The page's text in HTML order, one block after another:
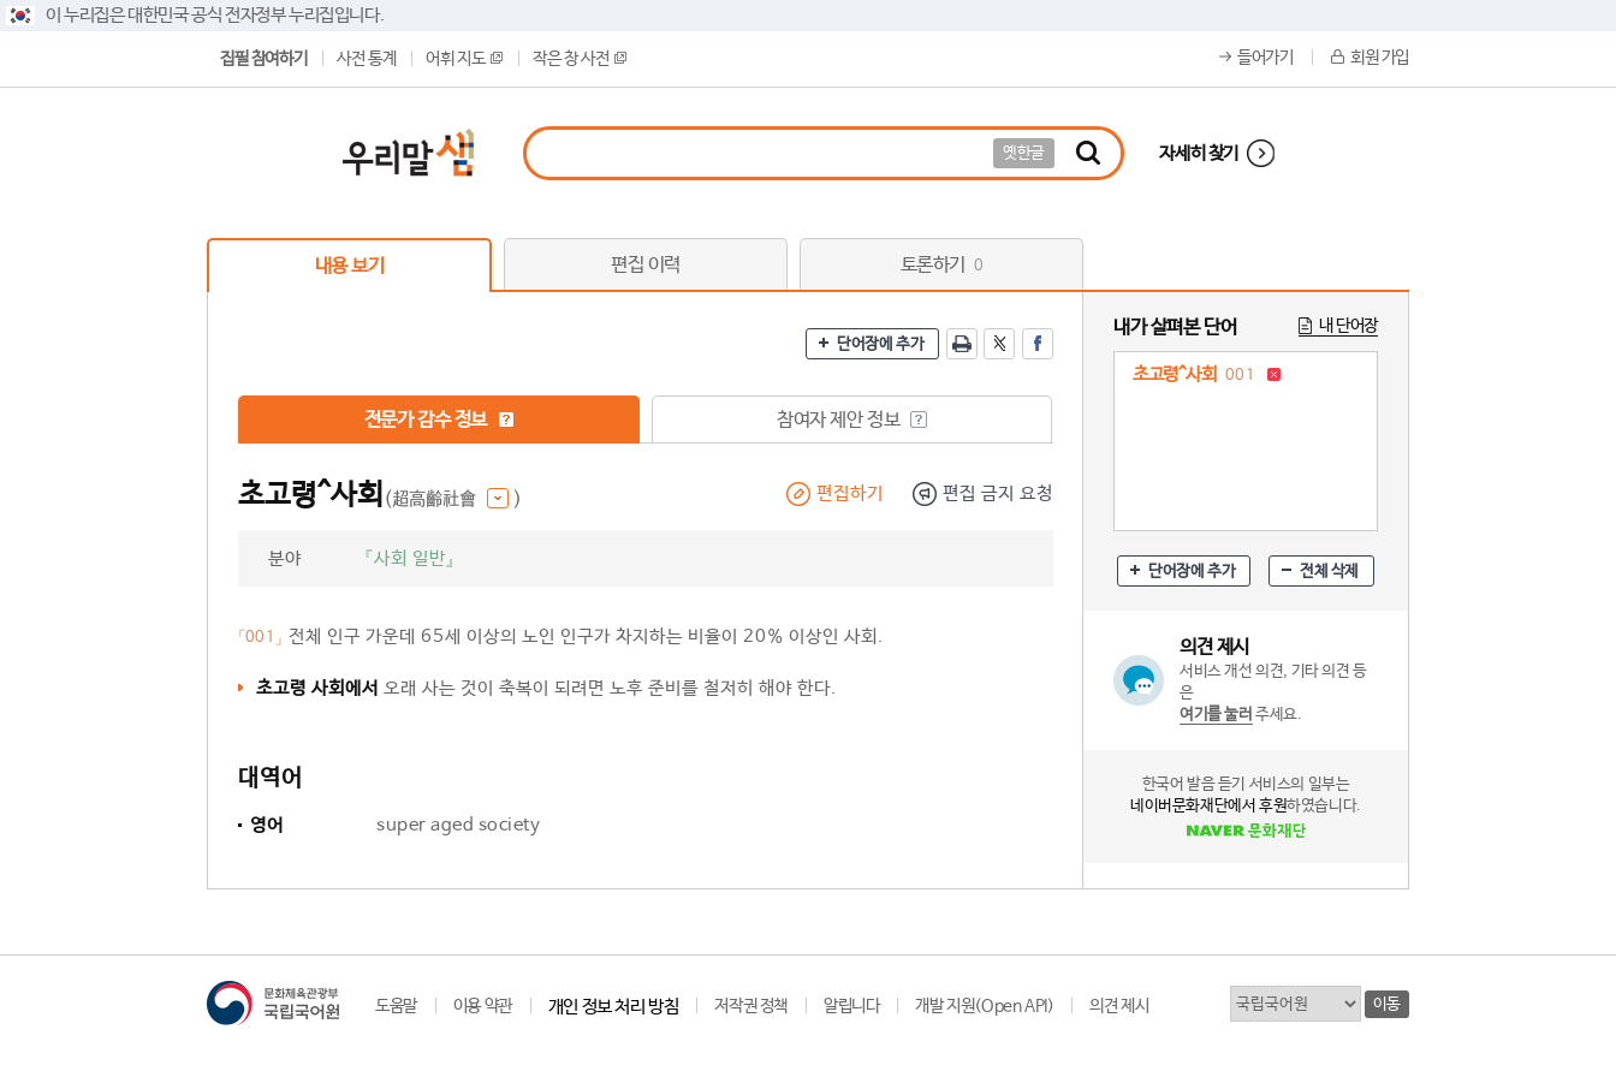
이 누리집은 대한민국 공식 전자정부 누리집입니다.
집필 참여하기 사전 통계 어휘 지도 작은 창 사전 들어가기 회원 가입
옛한글 자세히 찾기
내용 보기 편집 이력 토론하기 0
단어장에 추가
전문가 감수 정보 참여자 제안 정보
초고령^사회 (超高齡社會 ) 편집하기 편집 금지 요청
분야 『사회 일반』
「001」 전체 인구 가운데 65세 이상의 노인 인구가 차지하는 비율이 20% 이상인 사회.
초고령 사회에서 오래 사는 것이 축복이 되려면 노후 준비를 철저히 해야 한다.
대역어
영어 super aged society
내가 살펴본 단어 내 단어장
초고령^사회 001
단어장에 추가 전체 삭제
의견 제시
서비스 개선 의견, 기타 의견 등
은
여기를 눌러 주세요.
한국어 발음 듣기 서비스의 일부는
네이버문화재단에서 후원하였습니다.
도움말 이용 약관 개인 정보 처리 방침 저작권 정책 알립니다 개발 지원(Open API) 의견 제시 이동